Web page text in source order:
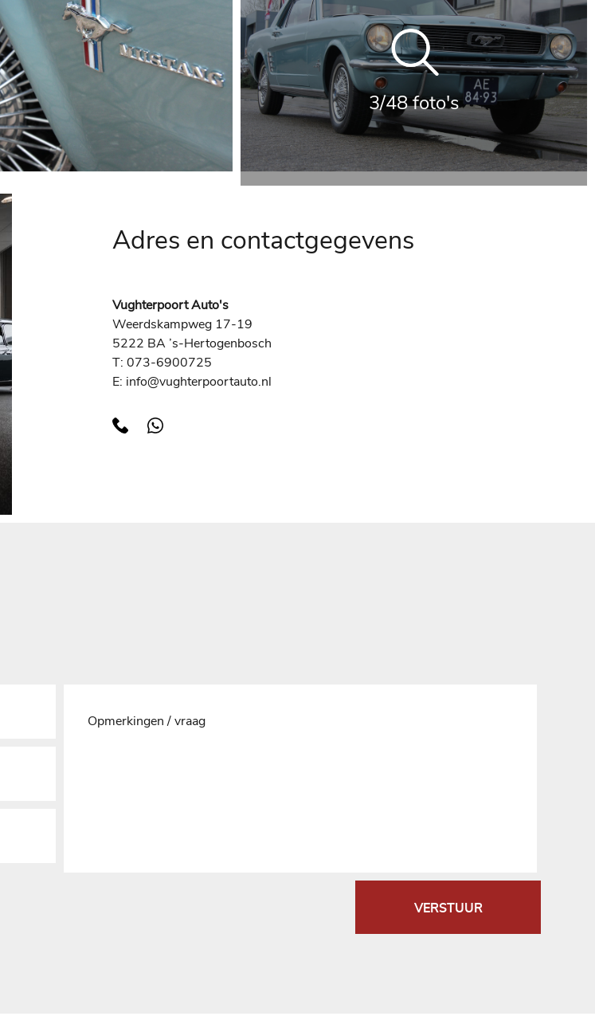
3/48 foto's
Adres en contactgegevens
Vughterpoort Auto's
Weerdskampweg 17-19
5222 BA ’s-Hertogenbosch
T: 073-6900725
E: info@vughterpoortauto.nl
VERSTUUR